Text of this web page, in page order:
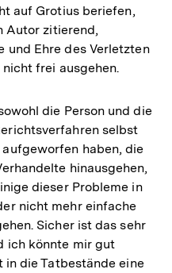
auf Grotius beriefen,
Autor zitierend,
und Ehre des Verletzten
frei ausgehen.
die Person und die
selbst
haben, die
hinausgehen,
dieser Probleme in
nicht mehr einfache
Sicher ist das sehr
ich könnte mir gut
die Tatbestände eine